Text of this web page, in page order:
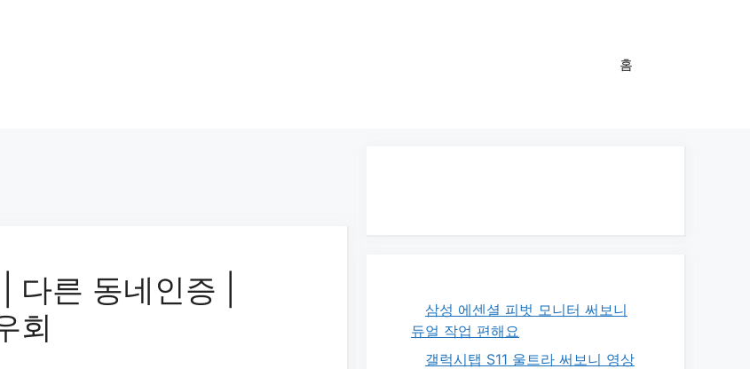
홈
른 동네인증 |
회
삼성 에센셜 피벗 모니터 써보니
듀얼 작업 편해요
갤럭시탭 S11 울트라 써보니 영상